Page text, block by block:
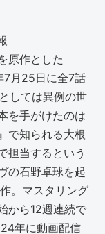
原作とした
月25日に全7話
しては異例の世
を手がけたのは
で知られる大根
担当するという
の石野卓球を起
。マスタリング
から12週連続で
年に動画配信